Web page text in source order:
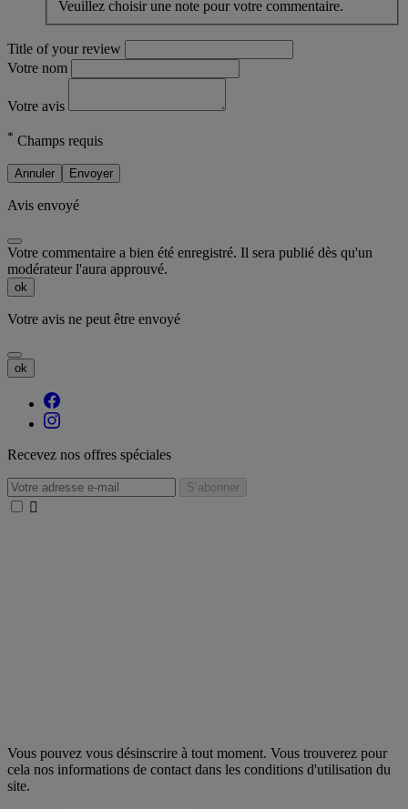
Veuillez choisir une note pour votre commentaire.
Title of your review
Votre nom
Votre avis
* Champs requis
Annuler Envoyer
Avis envoyé
Votre commentaire a bien été enregistré. Il sera publié dès qu'un
modérateur l'aura approuvé.
ok
Votre avis ne peut être envoyé
ok
Recevez nos offres spéciales

Vous pouvez vous désinscrire à tout moment. Vous trouverez pour
cela nos informations de contact dans les conditions d'utilisation du
site.